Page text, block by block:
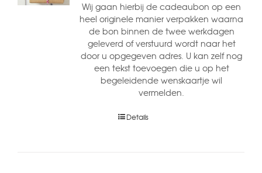
Wij gaan hierbij de cadeaubon op een
heel originele manier verpakken waarna
de bon binnen de twee werkdagen
geleverd of verstuurd wordt naar het
door u opgegeven adres. U kan zelf nog
een tekst toevoegen die u op het
begeleidende wenskaartje wil
vermelden.
Details